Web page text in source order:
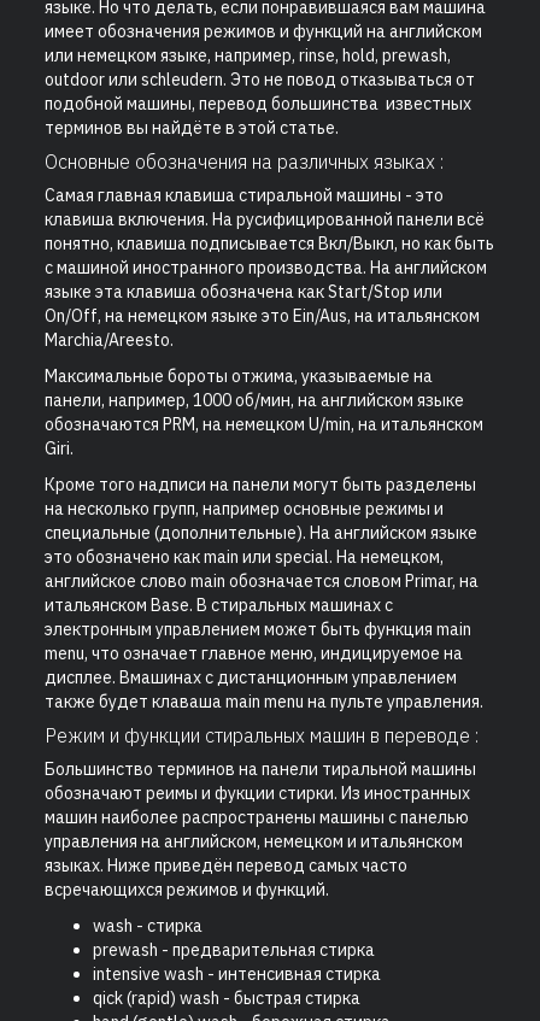
языке. Но что делать, если понравившаяся вам машина
имеет обозначения режимов и функций на английском
или немецком языке, например, rinse, hold, prewash,
outdoor или schleudern. Это не повод отказываться от
подобной машины, перевод большинства известных
терминов вы найдёте в этой статье.
Основные обозначения на различных языках :
Самая главная клавиша стиральной машины - это
клавиша включения. На русифицированной панели всё
понятно, клавиша подписывается Вкл/Выкл, но как быть
с машиной иностранного производства. На английском
языке эта клавиша обозначена как Start/Stop или
On/Off, на немецком языке это Ein/Aus, на итальянском
Marchia/Areesto.
Максимальные бороты отжима, указываемые на
панели, например, 1000 об/мин, на английском языке
обозначаются PRM, на немецком U/min, на итальянском
Giri.
Кроме того надписи на панели могут быть разделены
на несколько групп, например основные режимы и
специальные (дополнительные). На английском языке
это обозначено как main или special. На немецком,
английское слово main обозначается словом Primar, на
итальянском Base. В стиральных машинах с
электронным управлением может быть функция main
menu, что означает главное меню, индицируемое на
дисплее. Вмашинах с дистанционным управлением
также будет клаваша main menu на пульте управления.
Режим и функции стиральных машин в переводе :
Большинство терминов на панели тиральной машины
обозначают реимы и фукции стирки. Из иностранных
машин наиболее распространены машины с панелью
управления на английском, немецком и итальянском
языках. Ниже приведён перевод самых часто
всречающихся режимов и функций.
wash - стирка
prewash - предварительная стирка
intensive wash - интенсивная стирка
qick (rapid) wash - быстрая стирка